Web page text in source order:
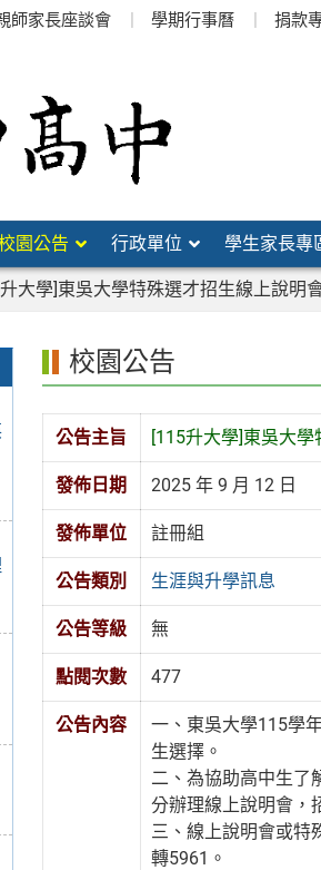
師家長座談會 學期行事曆 捐款
園公告 行政單位 學生家長專
大學]東吳大學特殊選才招生線上說明
校園公告
公告主旨 [115升大學]東吳大
發佈日期 2025 年 9 月 12 日
發佈單位 註冊組
公告類別 生涯與升學訊息
公告等級 無
點閱次數 477
公告內容
一、東吳大學115學
生選擇。
二、為協助高中生了
分辦理線上說明會，
三、線上說明會或特
轉5961。